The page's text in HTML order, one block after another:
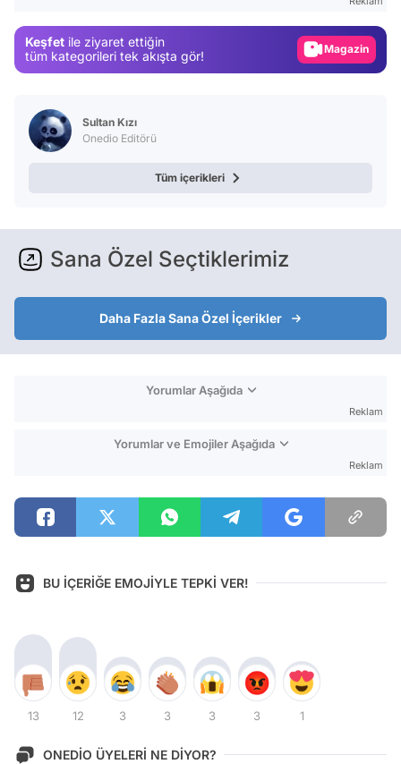
Keşfet ile ziyaret ettiğin
tüm kategorileri tek akışta gör!
Magazin
Video
Sultan Kızı
Onedio Editörü
Tüm içerikleri
Sana Özel Seçtiklerimiz
Daha Fazla Sana Özel İçerikler
Yorumlar Aşağıda
Reklam
Yorumlar ve Emojiler Aşağıda
Reklam
BU İÇERİĞE EMOJİYLE TEPKİ VER!
13 12 3 3 3 3 1
ONEDİO ÜYELERİ NE DİYOR?